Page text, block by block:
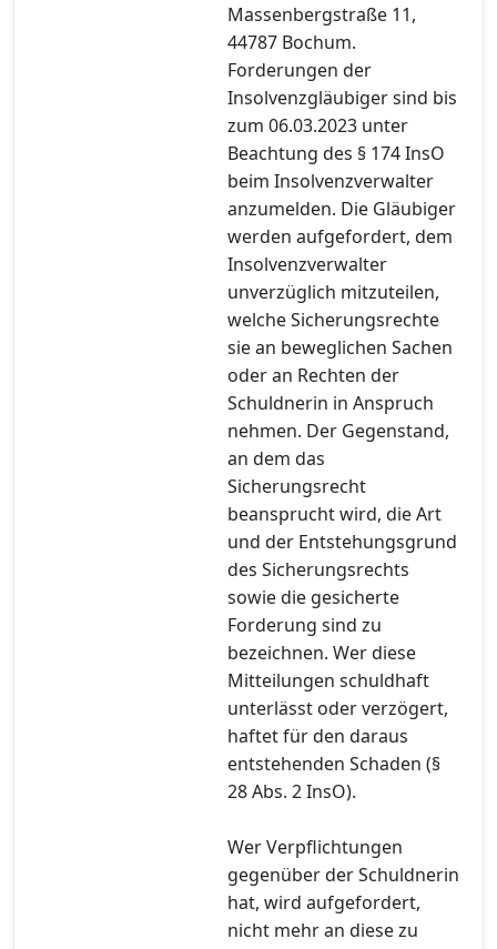
Massenbergstraße 11,
44787 Bochum.
Forderungen der
Insolvenzgläubiger sind bis
zum 06.03.2023 unter
Beachtung des § 174 InsO
beim Insolvenzverwalter
anzumelden. Die Gläubiger
werden aufgefordert, dem
Insolvenzverwalter
unverzüglich mitzuteilen,
welche Sicherungsrechte
sie an beweglichen Sachen
oder an Rechten der
Schuldnerin in Anspruch
nehmen. Der Gegenstand,
an dem das
Sicherungsrecht
beansprucht wird, die Art
und der Entstehungsgrund
des Sicherungsrechts
sowie die gesicherte
Forderung sind zu
bezeichnen. Wer diese
Mitteilungen schuldhaft
unterlässt oder verzögert,
haftet für den daraus
entstehenden Schaden (§
28 Abs. 2 InsO).
Wer Verpflichtungen
gegenüber der Schuldnerin
hat, wird aufgefordert,
nicht mehr an diese zu